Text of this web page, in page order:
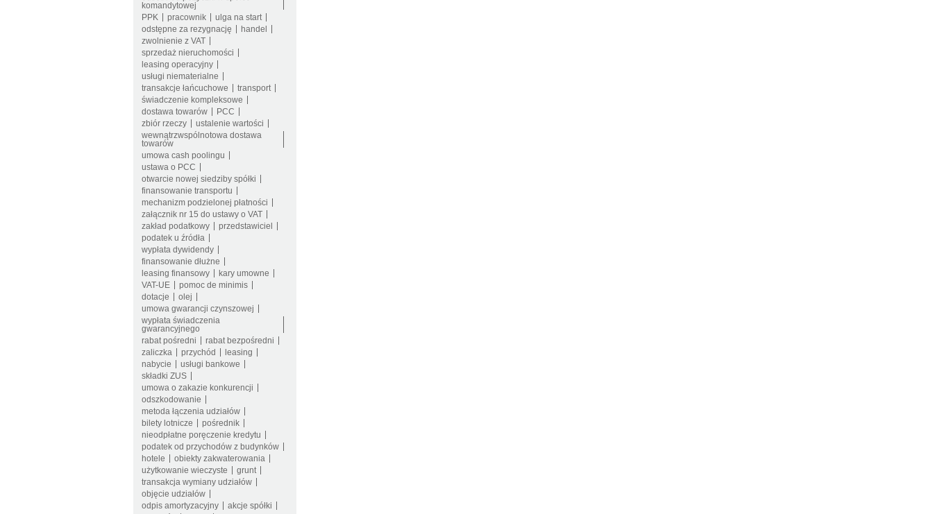
komandytowej
PPK
pracownik
ulga na start
odstępne za rezygnację
handel
zwolnienie z VAT
sprzedaż nieruchomości
leasing operacyjny
usługi niematerialne
transakcje łańcuchowe
transport
świadczenie kompleksowe
dostawa towarów
PCC
zbiór rzeczy
ustalenie wartości
wewnątrzwspólnotowa dostawa
towarów
umowa cash poolingu
ustawa o PCC
otwarcie nowej siedziby spółki
finansowanie transportu
mechanizm podzielonej płatności
załącznik nr 15 do ustawy o VAT
zakład podatkowy
przedstawiciel
podatek u źródła
wypłata dywidendy
finansowanie dłużne
leasing finansowy
kary umowne
VAT-UE
pomoc de minimis
dotacje
olej
umowa gwarancji czynszowej
wypłata świadczenia
gwarancyjnego
rabat pośredni
rabat bezpośredni
zaliczka
przychód
leasing
nabycie
usługi bankowe
składki ZUS
umowa o zakazie konkurencji
odszkodowanie
metoda łączenia udziałów
bilety lotnicze
pośrednik
nieodpłatne poręczenie kredytu
podatek od przychodów z budynków
hotele
obiekty zakwaterowania
użytkowanie wieczyste
grunt
transakcja wymiany udziałów
objęcie udziałów
odpis amortyzacyjny
akcje spółki